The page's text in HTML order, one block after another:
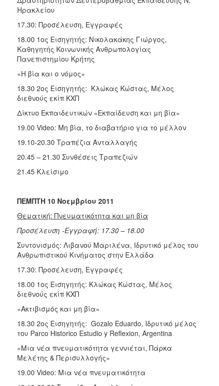
Ηρακλείου
17.30: Προσέλευση, Εγγραφές
18.00 1ος Εισηγητής: Νικολακάκης Γιώργος,
Καθηγητής Κοινωνικής Ανθρωπολογίας
Πανεπιστημίου Κρήτης
«Η βία και ο νόμος»
18.30 2ος Εισηγητής: Κλώκας Κώστας, Μέλος
διεθνούς εκίπ ΚΧΠ
Δίκτυο Εκπαιδευτικών «Εκπαίδευση και μη βία»
19.00 Video: Μη βία, το διαβατήριο για το μέλλον
19.10-20.30 Τραπέζια Ανταλλαγής
20.45 – 21.30 Συνθέσεις Τραπεζιών
21.45 Κλείσιμο
ΠΕΜΠΤΗ 10 Νοεμβρίου 2011
Θεματική: Πνευματικότητα και μη βία
Προσέλευση -Εγγραφή: 17.30 – 18.00
Συντονισμός: Λιβανού Μαριλένα, Ιδρυτικό μέλος του
Ανθρωπιστικού Κινήματος στην Ελλάδα
17.30: Προσέλευση, Εγγραφές
18.00 1ος Εισηγητής: Κλώκας Κώστας, Μέλος
διεθνούς εκίπ ΚΧΠ
«Ακτιβισμός και μη βία»
18.30 2ος Εισηγητής: Gozalo Eduardo, Ιδρυτικό μέλος
του Parco Historico Estudio y Reflexion, Argentina
«Μια νέα πνευματικότητα γεννιέται, Πάρκα
Μελέτης & Περισυλλογής»
19.00 Video: Μια νέα πνευματικότητα